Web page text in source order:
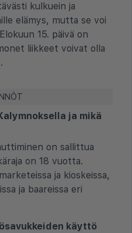
kulkuein ja
elämys, mutta se voi
15. päivä on
liikkeet voivat olla
ja mikä
on sallittua
on 18 vuotta.
ja kioskeissa,
ja baareissa eri
käyttö